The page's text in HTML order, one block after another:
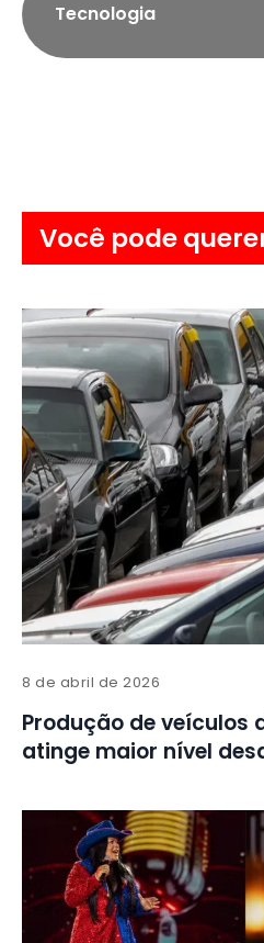
Tecnologia
Você pode
8 de abril de 2026
Produção de veículos
atinge maior nível